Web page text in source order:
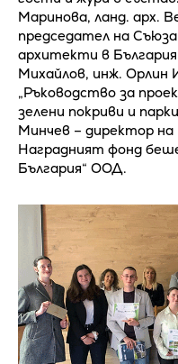
Маринова, ланд. арх.
председател на
архитекти в
Михайлов, инж. Орлин
„Ръководство за
зелени покриви и
Минчев – директор
Наградният фонд
България“ ООД.